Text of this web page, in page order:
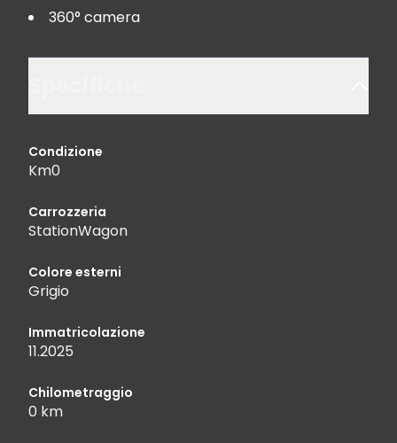
360° camera
Condizione
Km0
Carrozzeria
StationWagon
Colore esterni
Grigio
Immatricolazione
11.2025
Chilometraggio
0 km